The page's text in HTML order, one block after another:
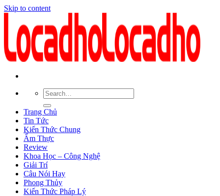
Skip to content
Trang Chủ
Tin Tức
Kiến Thức Chung
Ẩm Thực
Review
Khoa Học – Công Nghệ
Giải Trí
Câu Nói Hay
Phong Thủy
Kiến Thức Pháp Lý